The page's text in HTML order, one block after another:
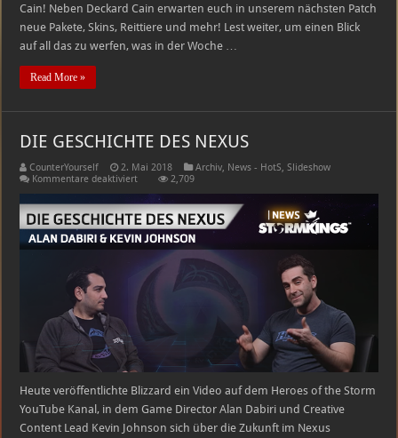
Cain! Neben Deckard Cain erwarten euch in unserem nächsten Patch
neue Pakete, Skins, Reittiere und mehr! Lest weiter, um einen Blick
auf all das zu werfen, was in der Woche …
Read More »
DIE GESCHICHTE DES NEXUS
CounterYourself 2. Mai 2018 Archiv, News - HotS,Slideshow
Kommentare deaktiviertfür
GESCHICHTE
DES
NEXUS
2,709
Heute veröffentlichte Blizzard ein Video auf dem Heroes of the Storm
YouTube Kanal, in dem Game Director Alan Dabiri und Creative
Content Lead Kevin Johnson sich über die Zukunft im Nexus